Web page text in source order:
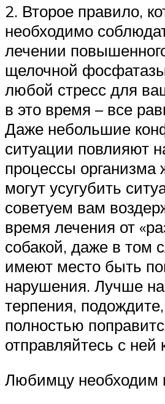
2. Второе правило,
необходимо
лечении
щелочной
любой стресс для
в это время – все
Даже небольшие
ситуации повлияют
процессы организма
могут усугубить
советуем вам
время лечения от
собакой, даже в том
имеют место быть
нарушения. Лучше
терпения,
полностью
отправляйтесь с ней
Любимцу необходим